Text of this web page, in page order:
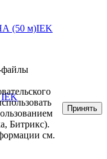
(50 м)IEK
IEK
файлы
Битрикс).
см.
Принять